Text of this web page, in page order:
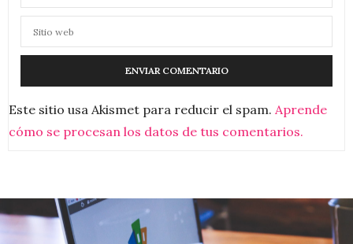
Este sitio usa Akismet para reducir el spam. Aprende
cómo se procesan los datos de tus comentarios.